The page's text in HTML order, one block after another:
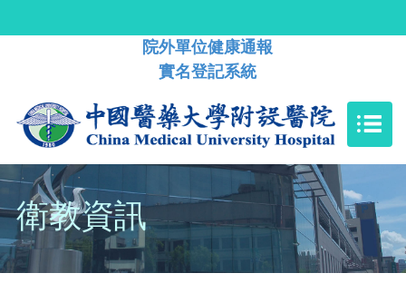
院外單位健康通報
實名登記系統
衛教資訊